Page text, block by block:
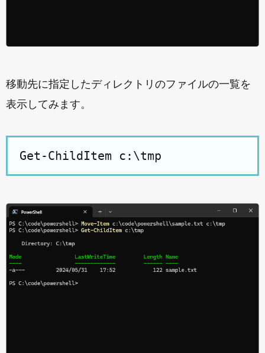
移動先に指定したディレクトリのファイルの一覧を
表示してみます。